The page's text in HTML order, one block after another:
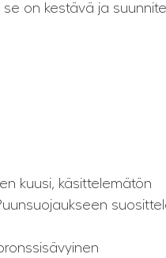
on kestävä ja
kuusi, käsittelemätön